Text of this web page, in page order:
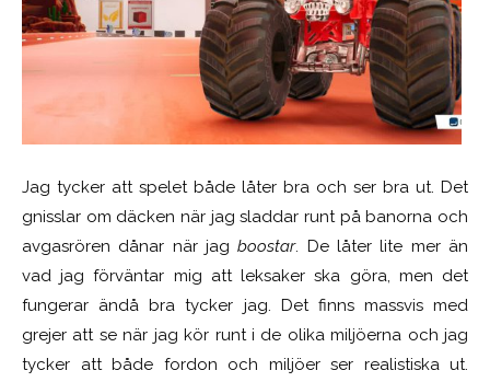
Jag tycker att spelet både låter bra och ser bra ut. Det
gnisslar om däcken när jag sladdar runt på banorna och
avgasrören dånar när jagboostar. De låter lite mer än
vad jag förväntar mig att leksaker ska göra, men det
fungerar ändå bra tycker jag. Det finns massvis med
grejer att se när jag kör runt i de olika miljöerna och jag
tycker att både fordon och miljöer ser realistiska ut.